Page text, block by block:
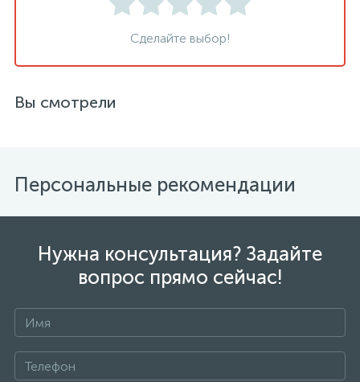
Сделайте выбор!
Вы смотрели
Персональные рекомендации
Нужна консультация? Задайте
вопрос прямо сейчас!